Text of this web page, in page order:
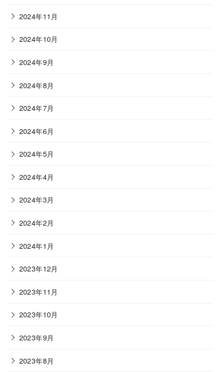
2024年11月
2024年10月
2024年9月
2024年8月
2024年7月
2024年6月
2024年5月
2024年4月
2024年3月
2024年2月
2024年1月
2023年12月
2023年11月
2023年10月
2023年9月
2023年8月